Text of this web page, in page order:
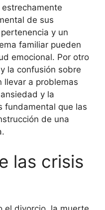
de sus
y un
familiar pueden
emocional. Por otro
la confusión sobre
llevar a problemas
y la
fundamental que las
de una
las crisis